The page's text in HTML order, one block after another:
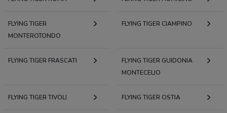
FLYING TIGER
MONTEROTONDO
FLYING TIGER CIAMPINO
FLYING TIGER FRASCATI
FLYING TIGER GUIDONIA
MONTECELIO
FLYING TIGER TIVOLI FLYING TIGER OSTIA